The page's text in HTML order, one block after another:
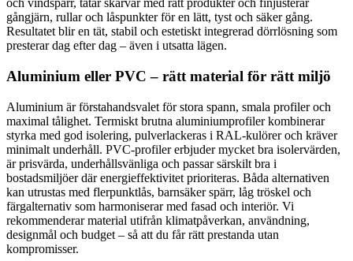
och vindspärr, tätar skarvar med rätt produkter och finjusterar
gångjärn, rullar och låspunkter för en lätt, tyst och säker gång.
Resultatet blir en tät, stabil och estetiskt integrerad dörrlösning som
presterar dag efter dag – även i utsatta lägen.
Aluminium eller PVC – rätt material för rätt miljö
Aluminium är förstahandsvalet för stora spann, smala profiler och
maximal tålighet. Termiskt brutna aluminiumprofiler kombinerar
styrka med god isolering, pulverlackeras i RAL-kulörer och kräver
minimalt underhåll. PVC-profiler erbjuder mycket bra isolervärden,
är prisvärda, underhållsvänliga och passar särskilt bra i
bostadsmiljöer där energieffektivitet prioriteras. Båda alternativen
kan utrustas med flerpunktlås, barnsäker spärr, låg tröskel och
färgalternativ som harmoniserar med fasad och interiör. Vi
rekommenderar material utifrån klimatpåverkan, användning,
designmål och budget – så att du får rätt prestanda utan
kompromisser.